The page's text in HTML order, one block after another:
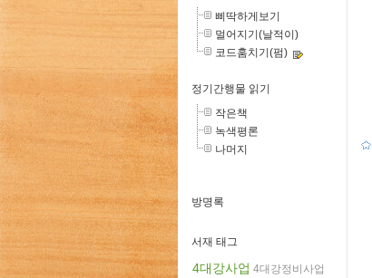
삐딱하게보기
멀어지기(날적이)
코드훔치기(펌)
정기간행물 읽기
작은책
녹색평론
나머지
방명록
서재 태그
4대강사업 4대강정비사업